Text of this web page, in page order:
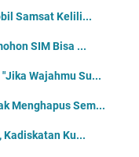
Samsat Kelili...
SIM Bisa ...
Wajahmu Su...
Menghapus Sem...
Ku...